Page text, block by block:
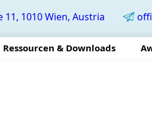
11, 1010 Wien, Austria
Ressourcen & Downloads